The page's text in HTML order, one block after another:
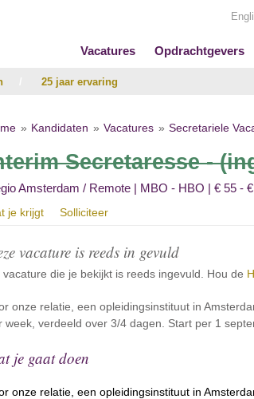
Vacatures Opdrachtgevers
25 jaar ervaring
Kandidaten Vacatures Secretariele
Secretaresse -
Amsterdam / Remote | MBO - HBO | € 55 -
je krijgt Solliciteer
vacature is reeds in gevuld
vacature die je bekijkt is reeds ingevuld. Hou de
onze relatie, een opleidingsinstituut in
week, verdeeld over 3/4 dagen. Start per 1
je gaat doen
onze relatie, een opleidingsinstituut in